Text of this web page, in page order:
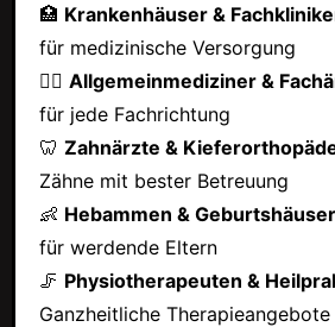
🏥 Krankenhäuser &
für medizinische Versorgung
👩‍⚕️ Allgemeinmediziner &
für jede Fachrichtung
🦷 Zahnärzte &
Zähne mit bester Betreuung
👶 Hebammen &
für werdende Eltern
🦵 Physiotherapeuten &
Ganzheitliche Therapieangebote